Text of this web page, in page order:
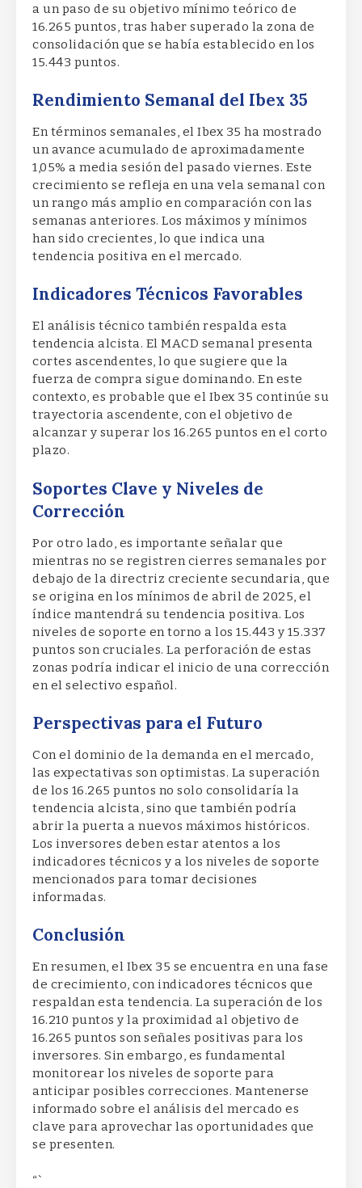
a un paso de su objetivo mínimo teórico de
16.265 puntos, tras haber superado la zona de
consolidación que se había establecido en los
15.443 puntos.
Rendimiento Semanal del Ibex 35
En términos semanales, el Ibex 35 ha mostrado
un avance acumulado de aproximadamente
1,05% a media sesión del pasado viernes. Este
crecimiento se refleja en una vela semanal con
un rango más amplio en comparación con las
semanas anteriores. Los máximos y mínimos
han sido crecientes, lo que indica una
tendencia positiva en el mercado.
Indicadores Técnicos Favorables
El análisis técnico también respalda esta
tendencia alcista. El MACD semanal presenta
cortes ascendentes, lo que sugiere que la
fuerza de compra sigue dominando. En este
contexto, es probable que el Ibex 35 continúe su
trayectoria ascendente, con el objetivo de
alcanzar y superar los 16.265 puntos en el corto
plazo.
Soportes Clave y Niveles de
Corrección
Por otro lado, es importante señalar que
mientras no se registren cierres semanales por
debajo de la directriz creciente secundaria, que
se origina en los mínimos de abril de 2025, el
índice mantendrá su tendencia positiva. Los
niveles de soporte en torno a los 15.443 y 15.337
puntos son cruciales. La perforación de estas
zonas podría indicar el inicio de una corrección
en el selectivo español.
Perspectivas para el Futuro
Con el dominio de la demanda en el mercado,
las expectativas son optimistas. La superación
de los 16.265 puntos no solo consolidaría la
tendencia alcista, sino que también podría
abrir la puerta a nuevos máximos históricos.
Los inversores deben estar atentos a los
indicadores técnicos y a los niveles de soporte
mencionados para tomar decisiones
informadas.
Conclusión
En resumen, el Ibex 35 se encuentra en una fase
de crecimiento, con indicadores técnicos que
respaldan esta tendencia. La superación de los
16.210 puntos y la proximidad al objetivo de
16.265 puntos son señales positivas para los
inversores. Sin embargo, es fundamental
monitorear los niveles de soporte para
anticipar posibles correcciones. Mantenerse
informado sobre el análisis del mercado es
clave para aprovechar las oportunidades que
se presenten.
“`